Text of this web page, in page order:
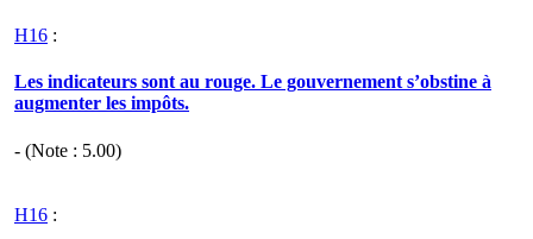
H16 :
Les indicateurs sont au rouge. Le gouvernement s’obstine à
augmenter les impôts.
- (Note : 5.00)
H16 :